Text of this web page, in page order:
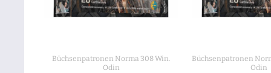
Büchsenpatronen Norma 308 Win.
Odin
Büchsenpatronen
Odin